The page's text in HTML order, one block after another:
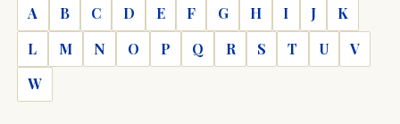
A B C D E F G H I J
K
L
M N O P Q R S T U
V
W